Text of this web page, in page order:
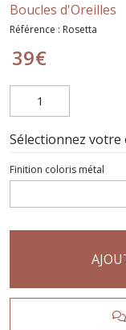
Boucles d'Oreilles
Référence : Rosetta
39€
Sélectionnez
Finition coloris métal